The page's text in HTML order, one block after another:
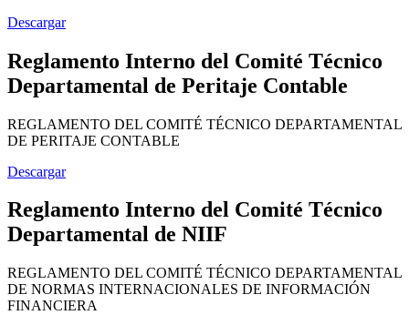
Descargar
Reglamento Interno del Comité Técnico
Departamental de Peritaje Contable
REGLAMENTO DEL COMITÉ TÉCNICO DEPARTAMENTAL
DE PERITAJE CONTABLE
Descargar
Reglamento Interno del Comité Técnico
Departamental de NIIF
REGLAMENTO DEL COMITÉ TÉCNICO DEPARTAMENTAL
DE NORMAS INTERNACIONALES DE INFORMACIÓN
FINANCIERA